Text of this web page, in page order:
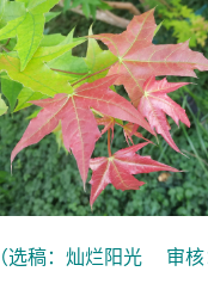
（选稿：灿烂阳光    审核